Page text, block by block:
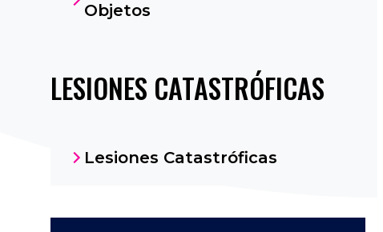
Objetos
LESIONES CATASTRÓFICAS
Lesiones Catastróficas